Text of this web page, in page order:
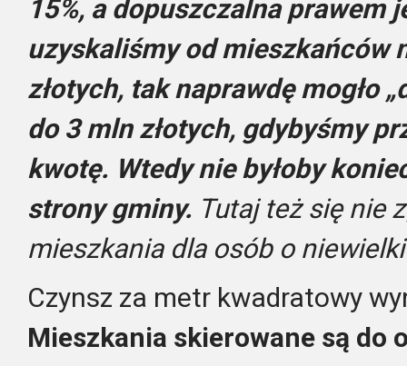
15%, a dopuszczalna prawem
uzyskaliśmy od mieszkańców
złotych, tak naprawdę mogło
do 3 mln złotych, gdybyśmy
kwotę. Wtedy nie byłoby
strony gminy. Tutaj też się nie
mieszkania dla osób o
Czynsz za metr kwadratowy
Mieszkania skierowane są do